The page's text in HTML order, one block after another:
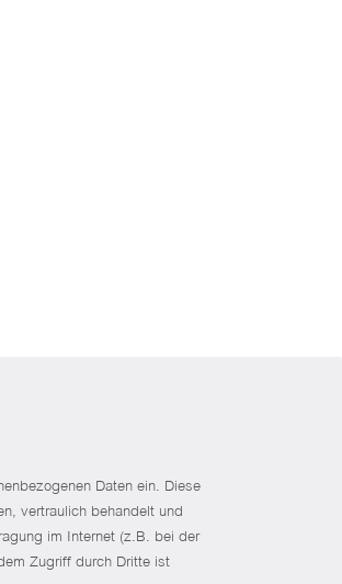
Daten ein. Diese
vertraulich behandelt und
im Internet (z.B. bei der
Zugriff durch Dritte ist